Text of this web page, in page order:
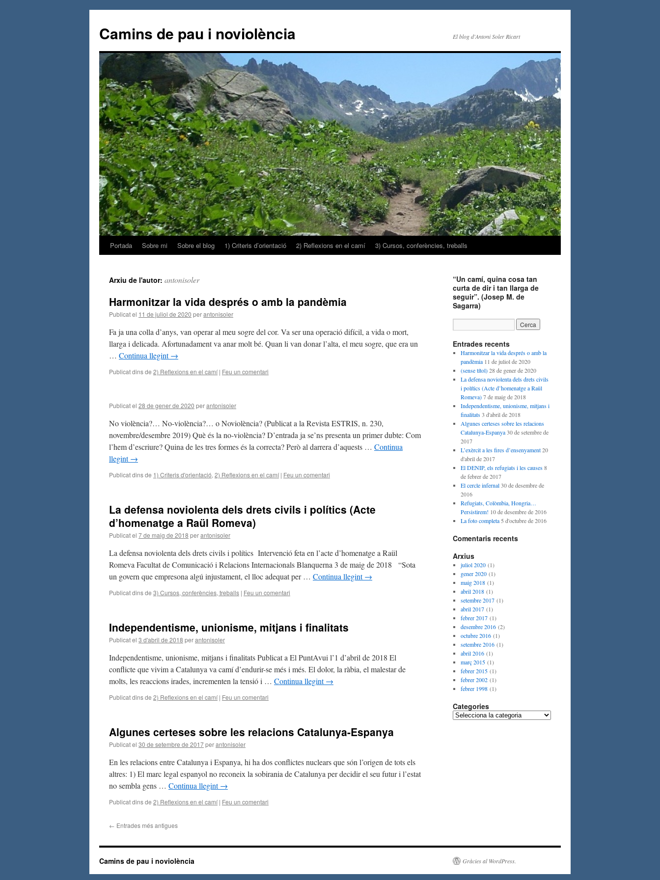
contingut
Camins de pau i noviolència El blog d'Antoni Soler Ricart
Portada Sobre mi Sobre el blog 1) Criteris d’orientació 2) Reflexions en el camí 3) Cursos, conferències, treballs
Arxiu de l'autor: antonisoler
Harmonitzar la vida després o amb la pandèmia
Publicat el 11 de juliol de 2020 perantonisoler
Fa ja una colla d’anys, van operar al meu sogre del cor. Va ser una operació difícil, a vida o mort,
llarga i delicada. Afortunadament va anar molt bé. Quan li van donar l’alta, el meu sogre, que era un
… Continua llegint→
Publicat dins de 2) Reflexions en el camí | Feu un comentari
Publicat el 28 de gener de 2020 perantonisoler
No violència?… No-violència?… o Noviolència? (Publicat a la Revista ESTRIS, n. 230,
novembre/desembre 2019) Què és la no-violència? D’entrada ja se’ns presenta un primer dubte: Com
l’hem d’escriure? Quina de les tres formes és la correcta? Però al darrera d’aquests … Continua
llegint→
Publicat dins de 1) Criteris d'orientació, 2) Reflexions en el camí | Feu un comentari
La defensa noviolenta dels drets civils i polítics (Acte
d’homenatge a Raül Romeva)
Publicat el 7 de maig de 2018 perantonisoler
La defensa noviolenta dels drets civils i polítics Intervenció feta en l’acte d’homenatge a Raül
Romeva Facultat de Comunicació i Relacions Internacionals Blanquerna 3 de maig de 2018 “Sota
un govern que empresona algú injustament, el lloc adequat per … Continua llegint→
Publicat dins de 3) Cursos, conferències, treballs | Feu un comentari
Independentisme, unionisme, mitjans i finalitats
Publicat el 3 d'abril de 2018 perantonisoler
Independentisme, unionisme, mitjans i finalitats Publicat a El PuntAvui l’1 d’abril de 2018 El
conflicte que vivim a Catalunya va camí d’endurir-se més i més. El dolor, la ràbia, el malestar de
molts, les reaccions irades, incrementen la tensió i … Continua llegint→
Publicat dins de 2) Reflexions en el camí | Feu un comentari
Algunes certeses sobre les relacions Catalunya-Espanya
Publicat el 30 de setembre de 2017perantonisoler
En les relacions entre Catalunya i Espanya, hi ha dos conflictes nuclears que són l’origen de tots els
altres: 1) El marc legal espanyol no reconeix la sobirania de Catalunya per decidir el seu futur i l’estat
no sembla gens … Continua llegint→
Publicat dins de 2) Reflexions en el camí | Feu un comentari
← Entrades més antigues
“Un camí, quina cosa tan
curta de dir i tan llarga de
seguir”. (Josep M. de
Sagarra)
Entrades recents
Harmonitzar la vida després o amb la
pandèmia 11 de juliol de 2020
(sense títol) 28 de gener de 2020
La defensa noviolenta dels drets civils
i polítics (Acte d’homenatge a Raül
Romeva) 7 de maig de 2018
Independentisme, unionisme, mitjans i
finalitats 3 d'abril de 2018
Algunes certeses sobre les relacions
Catalunya-Espanya 30 de setembre de
2017
L’exèrcit a les fires d’ensenyament 20
d'abril de 2017
El DENIP, els refugiats i les causes 8
de febrer de 2017
El cercle infernal 30 de desembre de
2016
Refugiats, Colòmbia, Hongria…
Persistirem! 10 de desembre de 2016
La foto completa 5 d'octubre de 2016
Comentaris recents
Arxius
juliol 2020(1)
gener 2020(1)
maig 2018(1)
abril 2018(1)
setembre 2017(1)
abril 2017(1)
febrer 2017(1)
desembre 2016(2)
octubre 2016(1)
setembre 2016(1)
abril 2016(1)
març 2015(1)
febrer 2015(1)
febrer 2002(1)
febrer 1998(1)
Categories
Categories
Camins de pau i noviolència Gràcies al WordPress.